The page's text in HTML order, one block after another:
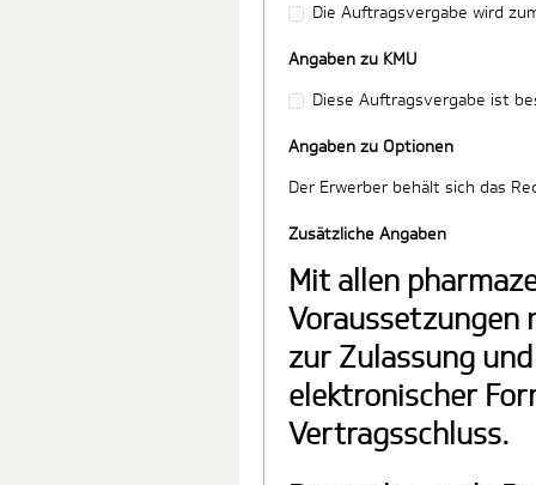
Die Auftragsvergabe wird
Angaben zu KMU
Diese Auftragsvergabe ist
Angaben zu Optionen
Der Erwerber behält sich das
Zusätzliche Angaben
Mit allen
Voraussetzungen
zur Zulassung
elektronischer
Vertragsschluss.